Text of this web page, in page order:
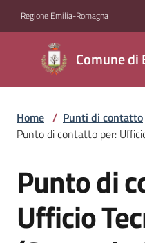
Regione Emilia-Romagna
Comune
Comune di
Bentivoglio
Amministrazione
Servizi
Vivere
Home / Punti di contatto
Punto di contatto per:
Salta al contenuto
Punto di
Ufficio